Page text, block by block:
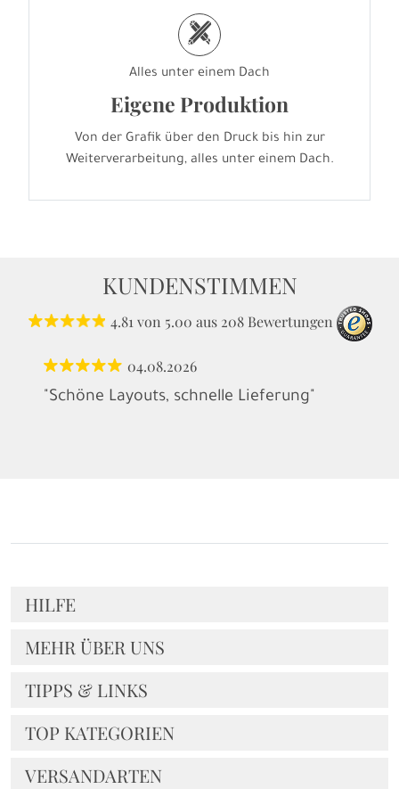
h
Alles unter einem Dach
Eigene Produktion
Von der Grafik über den Druck bis hin zur
Weiterverarbeitung, alles unter einem Dach.
KUNDENSTIMMEN
4.81von 5.00 aus 208 Bewertungen
04.08.2026
"Schöne Layouts, schnelle Lieferung"
HILFE
MEHR ÜBER UNS
TIPPS & LINKS
TOP KATEGORIEN
VERSANDARTEN